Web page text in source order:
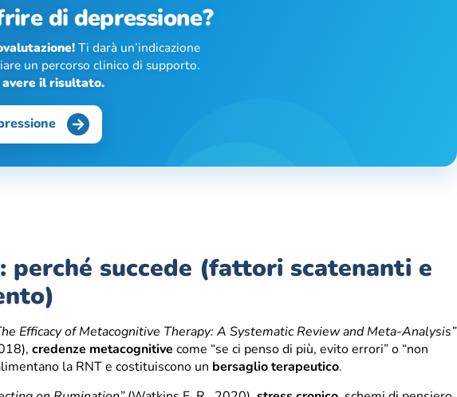
di depressione?
Ti darà un’indicazione
un percorso clinico di supporto.
il risultato.
perché succede (fattori scatenanti e
Efficacy of Metacognitive Therapy: A Systematic Review and Meta-Analysis”
credenze metacognitive come “se ci penso di più, evito errori” o “non
la RNT e costituiscono un bersaglio terapeutico.